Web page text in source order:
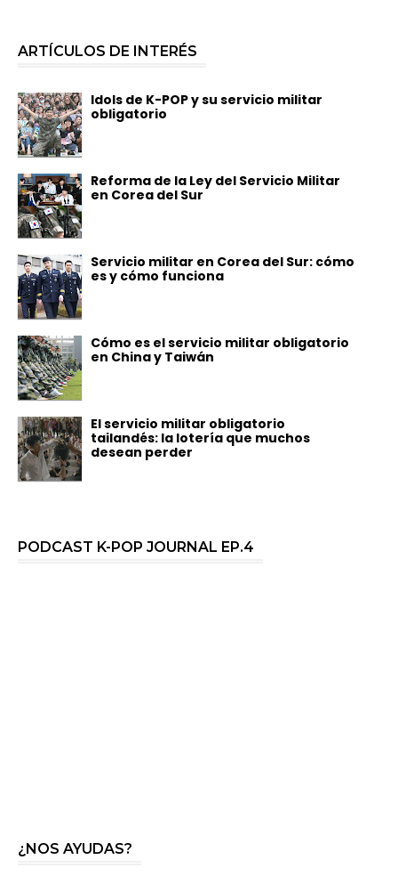
ARTÍCULOS DE INTERÉS
Idols de K-POP y su servicio militar
obligatorio
Reforma de la Ley del Servicio Militar
en Corea del Sur
Servicio militar en Corea del Sur: cómo
es y cómo funciona
Cómo es el servicio militar obligatorio
en China y Taiwán
El servicio militar obligatorio
tailandés: la lotería que muchos
desean perder
PODCAST K-POP JOURNAL EP.4
¿NOS AYUDAS?